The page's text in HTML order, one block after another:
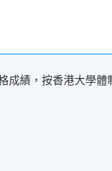
成績，按香港大學